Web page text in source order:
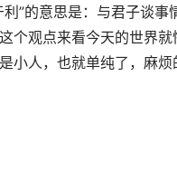
”的意思是：与君子谈事
个观点来看今天的世界
小人，也就单纯了，麻